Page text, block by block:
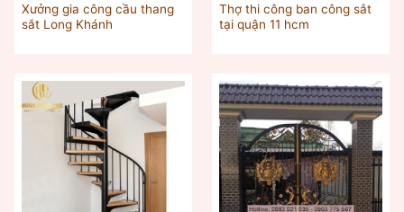
Xưởng gia công cầu thang
sắt Long Khánh
Thợ thi công ban công sắt
tại quận 11 hcm